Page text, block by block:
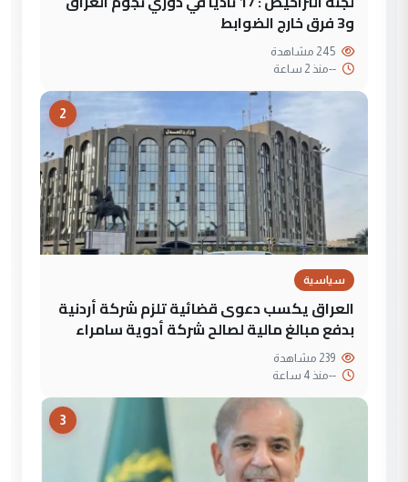
و3 فرق خارج الضوابط
--منذ 2 ساعة
2
سياسية
العراق يكسب دعوى قضائية تلزم شركة أردنية
بدفع مبالغ مالية لصالح شركة أدوية سامراء
--منذ 4 ساعة
3